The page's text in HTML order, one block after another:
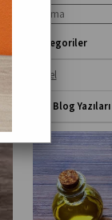
Kategoriler
Genel
Son Blog Yazıları